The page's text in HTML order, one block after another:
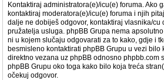
Kontaktiraj administratora(e)/icu(e) foruma. Ako
kontaktiraj moderatora(e)/icu(e) foruma i njih
dalje ne dobiješ odgovor, kontaktiraj vlasnika/cu
pružatelja usluga. phpBB Grupa nema
ni u kojem slučaju odgovarati za to kako, gdje i
besmisleno kontaktirati phpBB Grupu u vezi bilo
direktno vezana uz phpBB odnosno phpbb.com
phpBB Grupu oko toga kako bilo koja treća
očekuj odgovor.